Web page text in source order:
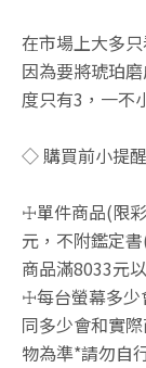
在市場上大多
因為要將琥珀
度只有3，一不
◇ 購買前小提醒
☩單件商品(限
元，不附鑑定
商品滿8033元
☩每台螢幕多少
同多少會和實
物為準*請勿自